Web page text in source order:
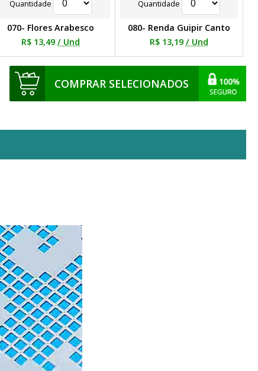
Quantidade
070- Flores Arabesco
R$ 13,49 / Und
Quantidade
080- Renda Guipir Canto
R$ 13,19 / Und
COMPRAR SELECIONADOS